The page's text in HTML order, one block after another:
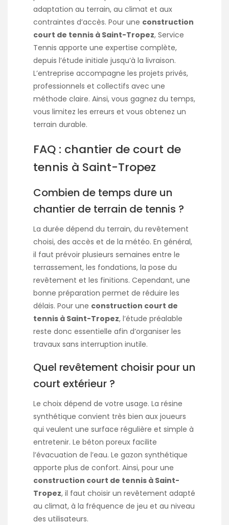
adaptation au terrain, au climat et aux
contraintes d’accès. Pour une construction
court de tennis à Saint-Tropez, Service
Tennis apporte une expertise complète,
depuis l’étude initiale jusqu’à la livraison.
L’entreprise accompagne les projets privés,
professionnels et collectifs avec une
méthode claire. Ainsi, vous gagnez du temps,
vous limitez les erreurs et vous obtenez un
terrain durable.
FAQ : chantier de court de
tennis à Saint-Tropez
Combien de temps dure un
chantier de terrain de tennis ?
La durée dépend du terrain, du revêtement
choisi, des accès et de la météo. En général,
il faut prévoir plusieurs semaines entre le
terrassement, les fondations, la pose du
revêtement et les finitions. Cependant, une
bonne préparation permet de réduire les
délais. Pour une construction court de
tennis à Saint-Tropez, l’étude préalable
reste donc essentielle afin d’organiser les
travaux sans interruption inutile.
Quel revêtement choisir pour un
court extérieur ?
Le choix dépend de votre usage. La résine
synthétique convient très bien aux joueurs
qui veulent une surface régulière et simple à
entretenir. Le béton poreux facilite
l’évacuation de l’eau. Le gazon synthétique
apporte plus de confort. Ainsi, pour une
construction court de tennis à Saint-
Tropez, il faut choisir un revêtement adapté
au climat, à la fréquence de jeu et au niveau
des utilisateurs.